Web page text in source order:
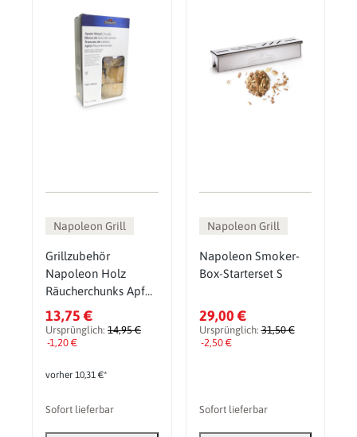
Napoleon Grill
Grillzubehör
Napoleon Holz
Räucherchunks Apfel
1,5 kg
13,75 €
Ursprünglich: 14,95 €
-1,20 €
vorher 10,31 €*
Sofort lieferbar
Napoleon Grill
Napoleon Smoker-
Box-Starterset S
29,00 €
Ursprünglich:31,50 €
-2,50 €
Sofort lieferbar